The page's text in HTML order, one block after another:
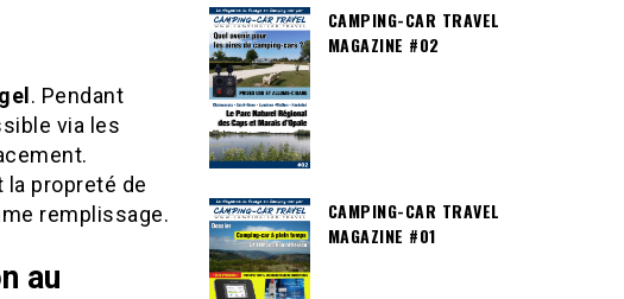
. Pendant
via les
propreté de
remplissage.
au
CAMPING-CAR TRAVEL
MAGAZINE #02
CAMPING-CAR TRAVEL
MAGAZINE #01